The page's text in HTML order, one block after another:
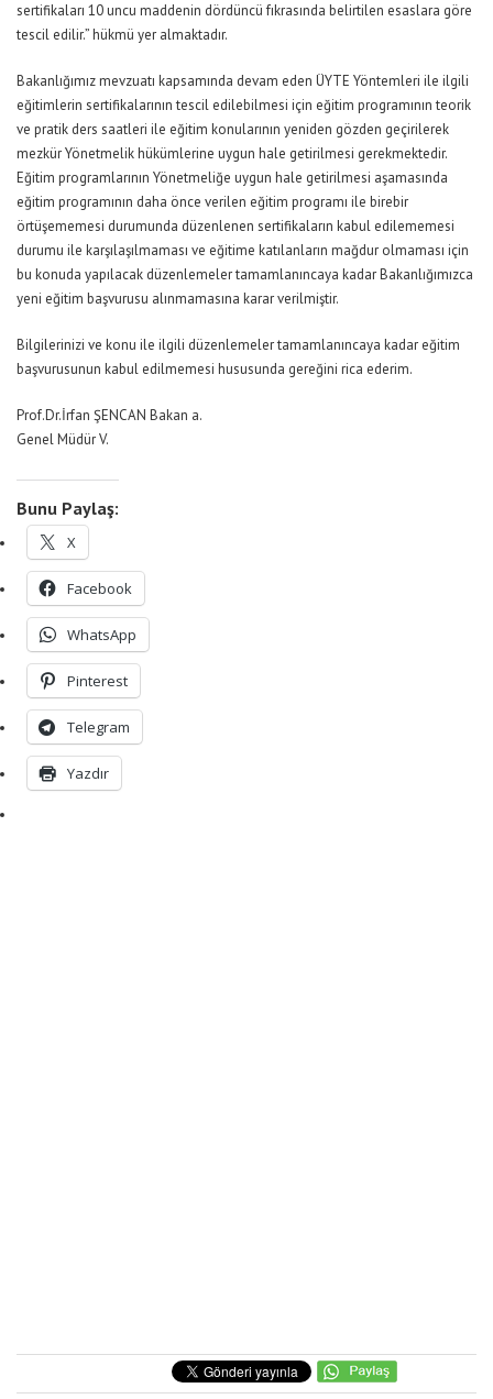
sertifikaları 10 uncu maddenin dördüncü fıkrasında belirtilen esaslara göre
tescil edilir.” hükmü yer almaktadır.
Bakanlığımız mevzuatı kapsamında devam eden ÜYTE Yöntemleri ile ilgili
eğitimlerin sertifikalarının tescil edilebilmesi için eğitim programının teorik
ve pratik ders saatleri ile eğitim konularının yeniden gözden geçirilerek
mezkür Yönetmelik hükümlerine uygun hale getirilmesi gerekmektedir.
Eğitim programlarının Yönetmeliğe uygun hale getirilmesi aşamasında
eğitim programının daha önce verilen eğitim programı ile birebir
örtüşememesi durumunda düzenlenen sertifikaların kabul edilememesi
durumu ile karşılaşılmaması ve eğitime katılanların mağdur olmaması için
bu konuda yapılacak düzenlemeler tamamlanıncaya kadar Bakanlığımızca
yeni eğitim başvurusu alınmamasına karar verilmiştir.
Bilgilerinizi ve konu ile ilgili düzenlemeler tamamlanıncaya kadar eğitim
başvurusunun kabul edilmemesi hususunda gereğini rica ederim.
Prof.Dr.İrfan ŞENCAN Bakan a.
Genel Müdür V.
Bunu Paylaş:
X
Facebook
WhatsApp
Pinterest
Telegram
Yazdır